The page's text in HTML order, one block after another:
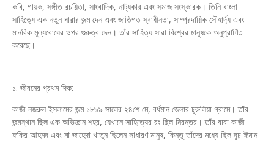
কবি, গায়ক, সঙ্গীত রচয়িতা, সাংবাদিক, নাট্যকার এবং সমাজ সংস্কারক। তিনি বাংলা
সাহিত্যে এক নতুন ধারার জন্ম দেন এবং জাতিগত স্বাধীনতা, সাম্প্রদায়িক সৌহার্দ্য এবং
মানবিক মূল্যবোধের ওপর গুরুত্ব দেন। তাঁর সাহিত্য সারা বিশ্বের মানুষকে অনুপ্রাণিত
করেছে।
১. জীবনের প্রথম দিক:
কাজী নজরুল ইসলামের জন্ম ১৮৯৯ সালের ২৪শে মে, বর্ধমান জেলার চুরুলিয়া গ্রামে। তাঁর
জন্মস্থান ছিল এক অভিজ্ঞান শহর, যেখানে সাহিত্যের রং ছিল নিরন্তর। তাঁর বাবা কাজী
ফকির আহমদ এবং মা জাহেদা খাতুন ছিলেন সাধারণ মানুষ, কিন্তু তাঁদের মধ্যে ছিল দৃঢ় ঈমান